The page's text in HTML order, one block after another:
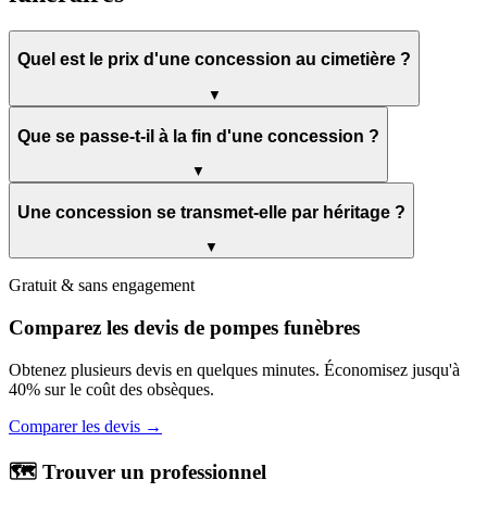
Quel est le prix d'une concession au cimetière ?
▼
Que se passe-t-il à la fin d'une concession ?
▼
Une concession se transmet-elle par héritage ?
▼
Gratuit & sans engagement
Comparez les devis de pompes funèbres
Obtenez plusieurs devis en quelques minutes. Économisez jusqu'à
40% sur le coût des obsèques.
Comparer les devis →
🗺️ Trouver un professionnel